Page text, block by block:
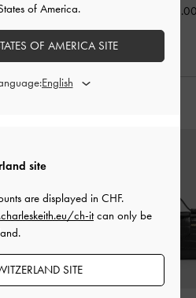
CHF105.00
site
are displayed in CHF.
ch-itcan only be
SITE
of America.
OF AMERICA SITE